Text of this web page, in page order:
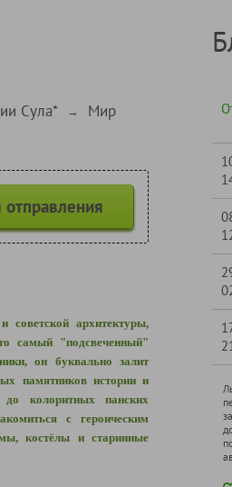
Сула* → Мир
советской архитектуры,
самый "подсвеченный"
он буквально залит
памятников истории и
колоритных панских
с героическим
костёлы и старинные